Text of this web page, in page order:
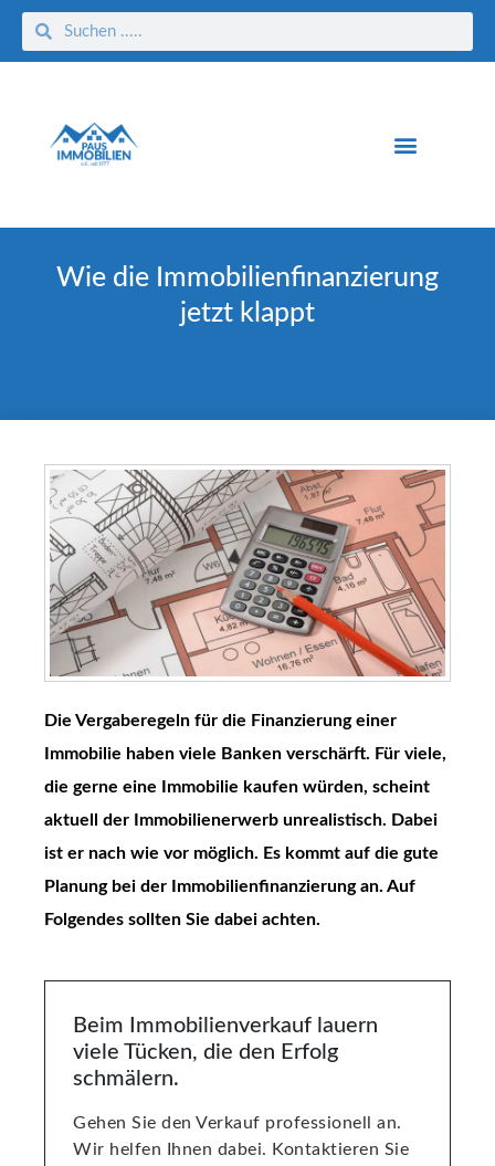
Wie die Immobilienfinanzierung
jetzt klappt
Die Vergaberegeln für die Finanzierung einer
Immobilie haben viele Banken verschärft. Für viele,
die gerne eine Immobilie kaufen würden, scheint
aktuell der Immobilienerwerb unrealistisch. Dabei
ist er nach wie vor möglich. Es kommt auf die gute
Planung bei der Immobilienfinanzierung an. Auf
Folgendes sollten Sie dabei achten.
Beim Immobilienverkauf lauern
viele Tücken, die den Erfolg
schmälern.
Gehen Sie den Verkauf professionell an.
Wir helfen Ihnen dabei. Kontaktieren Sie